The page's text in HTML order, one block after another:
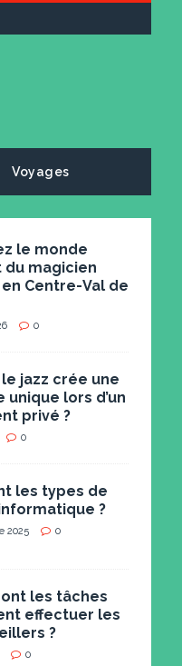
Voyages
le monde
du magicien
Centre-Val de
0
jazz crée une
unique lors d’un
privé ?
0
les types de
?
2025 0
les tâches
effectuer les
?
0